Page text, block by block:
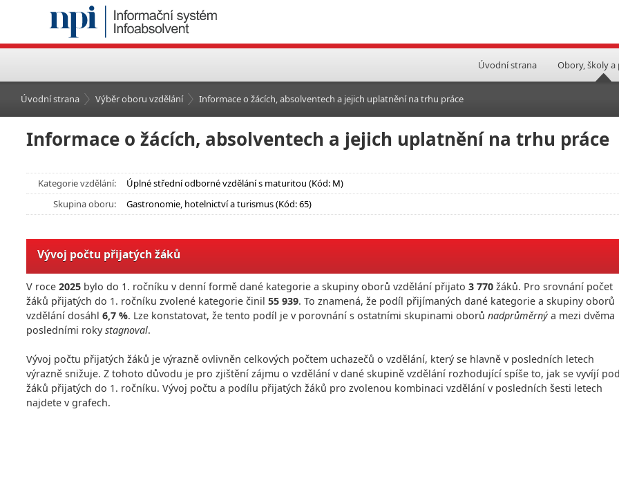
Úvodní strana Obory, školy a
Úvodní strana Výběr oboru vzdělání Informace o žácích, absolventech a jejich uplatnění na trhu práce
Informace o žácích, absolventech a jejich uplatnění na trhu práce
Kategorie vzdělání:
Úplné střední odborné vzdělání s maturitou (Kód: M)
Skupina oboru:
Gastronomie, hotelnictví a turismus (Kód: 65)
Vývoj počtu přijatých žáků
V roce 2025 bylo do 1. ročníku v denní formě dané kategorie a skupiny oborů vzdělání přijato 3 770 žáků. Pro srovnání počet
žáků přijatých do 1. ročníku zvolené kategorie činil 55 939. To znamená, že podíl přijímaných dané kategorie a skupiny oborů
vzdělání dosáhl 6,7 %. Lze konstatovat, že tento podíl je v porovnání s ostatními skupinami oborů nadprůměrnýa mezi dvěma
posledními rokystagnoval.
Vývoj počtu přijatých žáků je výrazně ovlivněn celkových počtem uchazečů o vzdělání, který se hlavně v posledních letech
výrazně snižuje. Z tohoto důvodu je pro zjištění zájmu o vzdělání v dané skupině vzdělání rozhodující spíše to, jak se vyvíjí
žáků přijatých do 1. ročníku. Vývoj počtu a podílu přijatých žáků pro zvolenou kombinaci vzdělání v posledních šesti letech
najdete v grafech.